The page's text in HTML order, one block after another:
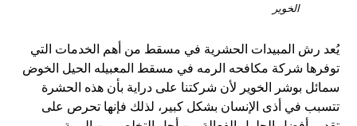
الخوير
يُعد رش المبيدات الحشرية في مسقط من أهم الخدمات التي
توفرها شركة مكافحه الرمه في مسقط المعبيله الحيل الخوض
سمائل بوشر الخوير لأن شركتنا على دراية بأن هذه الحشرة
تتسبب في أذى الإنسان بشكل كبير، لذلك فإنها تحرص على